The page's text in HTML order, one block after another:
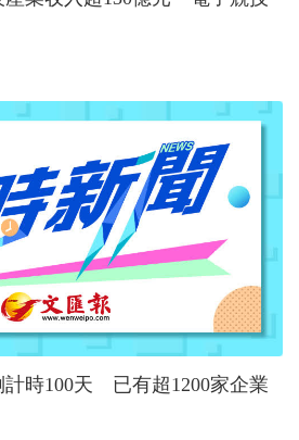
時100天 已有超1200家企業